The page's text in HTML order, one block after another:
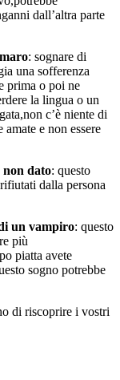
dall’altra parte
: sognare di
una sofferenza
prima o poi ne
la lingua o un
c’è niente di
e non essere
non dato: questo
dalla persona
un vampiro: questo
più
piatta avete
sogno potrebbe
di riscoprire i vostri